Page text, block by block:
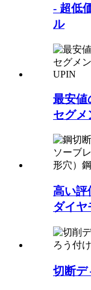
- 超低
ル
最安値
セグメ
高い評
ダイヤ
切断デ